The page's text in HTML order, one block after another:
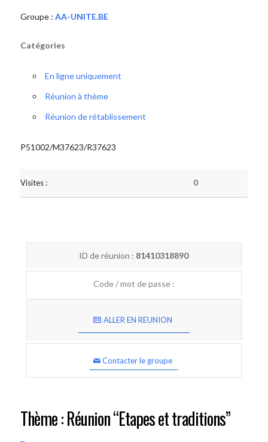
Groupe : AA-UNITE.BE
Catégories
En ligne uniquement
Réunion à thème
Réunion de rétablissement
P51002/M37623/R37623
Visites : 0
ID de réunion : 81410318890
Code / mot de passe :
ALLER EN REUNION
Contacter le groupe
Thème : Réunion “Etapes et traditions”